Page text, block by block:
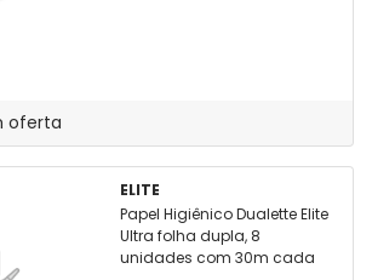
oferta
ELITE
Papel Higiênico Dualette Elite
Ultra folha dupla, 8
unidades com 30m cada